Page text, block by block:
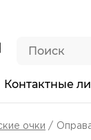
Контактные
очки